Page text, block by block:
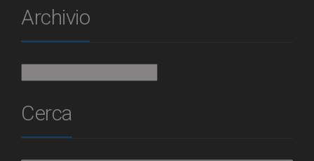
Archivio
Cerca